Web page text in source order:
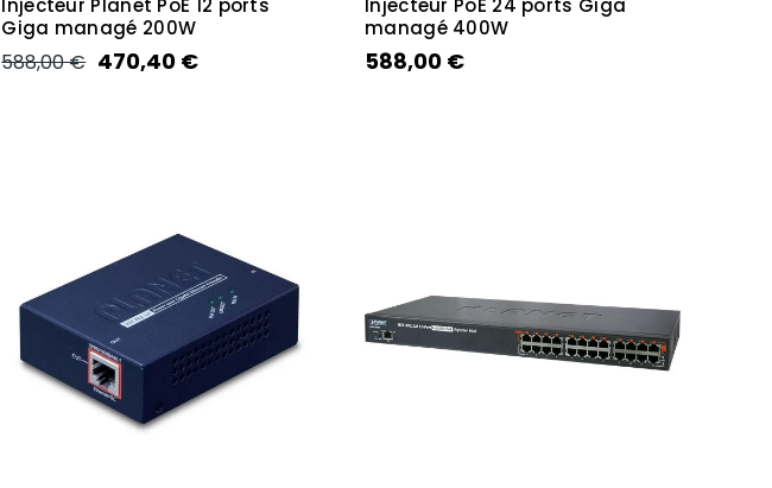
Injecteur Planet PoE 12 ports
Giga managé 200W
588,00 € 470,40 €
Injecteur PoE 24 ports Giga
managé 400W
588,00 €